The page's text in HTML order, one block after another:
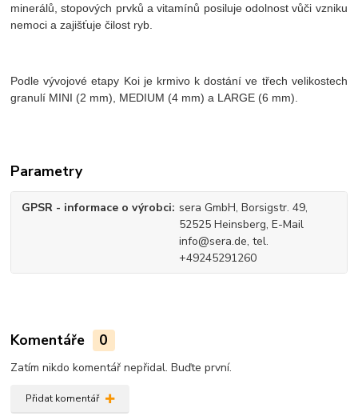
minerálů, stopových prvků a vitamínů posiluje odolnost vůči vzniku
nemoci a zajišťuje čilost ryb.
Podle vývojové etapy Koi je krmivo k dostání ve třech velikostech
granulí MINI (2 mm), MEDIUM (4 mm) a LARGE (6 mm).
Parametry
GPSR - informace o výrobci sera GmbH, Borsigstr. 49,
52525 Heinsberg, E-Mail
info@sera.de, tel.
+49245291260
Komentáře 0
Zatím nikdo komentář nepřidal. Buďte první.
Přidat komentář